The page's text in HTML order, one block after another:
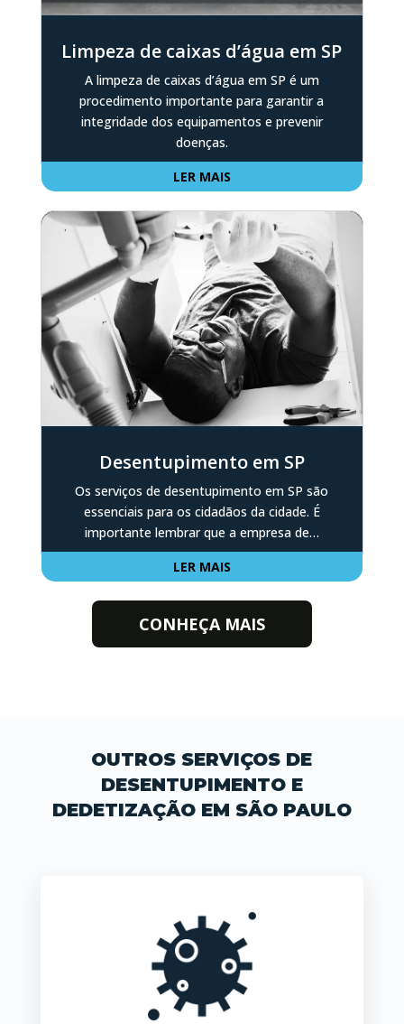
Limpeza de caixas d’água em SP
A limpeza de caixas d’água em SP é um
procedimento importante para garantir a
integridade dos equipamentos e prevenir
doenças.
LER MAIS
Desentupimento em SP
Os serviços de desentupimento em SP são
essenciais para os cidadãos da cidade. É
importante lembrar que a empresa de…
LER MAIS
CONHEÇA MAIS
OUTROS SERVIÇOS DE
DESENTUPIMENTO E
DEDETIZAÇÃO EM SÃO PAULO